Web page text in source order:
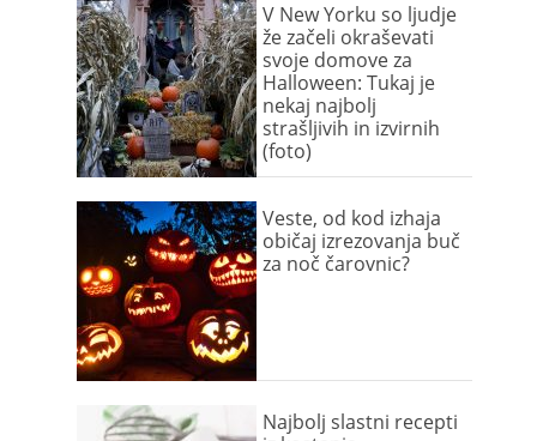
V New Yorku so ljudje
že začeli okraševati
svoje domove za
Halloween: Tukaj je
nekaj najbolj
strašljivih in izvirnih
(foto)
Veste, od kod izhaja
običaj izrezovanja buč
za noč čarovnic?
Najbolj slastni recepti